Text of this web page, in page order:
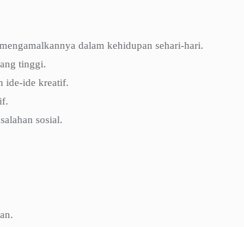
dalam kehidupan sehari-hari.
tinggi.
ide-ide kreatif.
sosial.